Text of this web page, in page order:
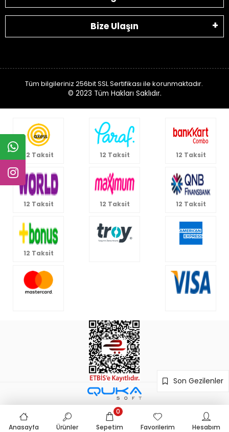
Son Gezilenler
Bize Ulaşın
Tüm bilgileriniz 256bit SSL Sertifikası ile korunmaktadır.
© 2023 Tüm Hakları Saklıdır.
12 Taksit 12 Taksit 12 Taksit
12 Taksit 12 Taksit 12 Taksit
12 Taksit
Anasayfa Ürünler Sepetim
0
Favorilerim
Hesabım